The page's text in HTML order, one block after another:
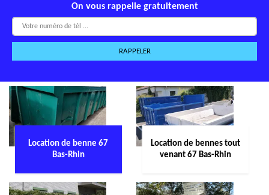
On vous rappelle gratuitement
Location de benne 67
Bas-Rhin
Location de bennes tout
venant 67 Bas-Rhin